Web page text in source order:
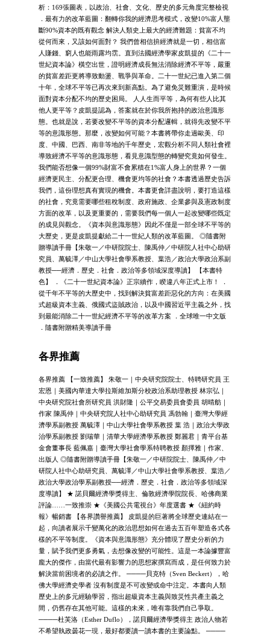
析：169張圖表，以政治、社會、文化、歷史的多元角度完整檢視
．最有力的改革藍圖：翻轉你我的經濟思考模式，改變10%富人壟
斷90%資本的既有觀念 解決人類史上最大的經濟難題：貧富不均
從何而來，又該如何面對？ 我們曾相信拚經濟就是一切，相信富
人賺錢、窮人也能雨露均霑。直到法國經濟學家皮凱提的《二十一
世紀資本論》橫空出世，證明經濟成長無法消除經濟不平等，嚴重
的貧富差距更將導致動盪、戰爭與革命。二十一世紀已進入第二個
十年，全球不平等已再次來到新高點。為了避免災難重演，是時候
面對資本分配不均的歷史困局。 人人生而平等，為何有些人比其
他人更平等？皮凱提認為，答案就在於你我所抱持的政治意識形
態。也就是說，若要改變不平等的資本分配邏輯，就得先改變不平
等的意識形態。那麼，改變如何可能？本書將帶你走過歐美、印
度、中國、巴西、南非等地的千年歷史，宏觀分析不同人類社會裡
導致經濟不平等的意識形態，看見意識型態的轉變究竟如何發生。
我們能否想像一個99%財富不會累積在1%富人身上的世界？一個
經濟更民主、分配更合理、機會更均等的社會？本書透過歷史告訴
我們，這份理想真有實現的機會。本書更會詳盡說明，要打造這樣
的社會，究竟需要哪些租稅制度、政府施政、企業參與及憲政制度
方面的改革，以及更重要的，需要我們每一個人一起改變哪些既定
的成見與觀念。《資本與意識形態》因此不僅是一部全球不平等的
大歷史，更是皮凱提獻給二十一世紀人類的改革藍圖。 ◎隨書附
贈導讀手冊【朱敬一／中研院院士、陳禹仲／中研院人社中心助研
究員、萬毓澤／中山大學社會學系教授、葉浩／政治大學政治系副
教授──經濟．歷史．社會．政治等多領域深度導讀】 【本書特
色】 ．《二十一世紀資本論》正宗續作，睽違八年正式上市！ ．
從千年不平等的大歷史中，找到解決貧富差距惡化的方向：在美國
式超級資本主義、俄國式盜賊政治，以及中國習近平主義之外，找
到最能消除二十一世紀經濟不平等的改革方案 ．全球唯一中文版
．隨書附贈精美導讀手冊
各界推薦
各界推薦 【一致推薦】 朱敬一｜中央研究院院士、特聘研究員 王
宏恩｜美國內華達大學拉斯維加斯分校政治系助理教授 林宗弘｜
中央研究院社會所研究員 洪財隆｜公平交易委員會委員 胡晴舫｜
作家 陳禹仲｜中央研究院人社中心助研究員 馮勃翰｜臺灣大學經
濟學系副教授 萬毓澤｜中山大學社會學系教授 葉 浩｜政治大學政
治學系副教授 劉瑞華｜清華大學經濟學系教授 鄭麗君｜青平台基
金會董事長 藍佩嘉｜臺灣大學社會學系特聘教授 顏擇雅｜作家、
出版人 ◎隨書附贈導讀手冊【朱敬一／中研院院士、陳禹仲／中
研院人社中心助研究員、萬毓澤／中山大學社會學系教授、葉浩／
政治大學政治學系副教授──經濟．歷史．社會．政治等多領域深
度導讀】 ★ 諾貝爾經濟學獎得主、倫敦經濟學院院長、哈佛商業
評論……一致推崇 ★《美國公共電視台》年度選書 ★《紐約時
報》暢銷書 【各界讚譽推薦】 皮凱提的巨著將全球歷史連結在一
起，向讀者展示千變萬化的政治思想如何在過去五百年塑造各式各
樣的不平等制度。《資本與意識形態》充分體現了歷史分析的力
量，賦予我們更多勇氣，去想像改變的可能性。這是一本論據豐富
龐大的傑作，由當代最有影響力的思想家撰寫而成，是任何致力於
解決當前困境者的必讀之作。 ────貝克特（Sven Beckert），哈
佛大學經濟史學者 沒有制度是不可改變或命中注定。本書向人類
歷史上的多元經驗學習，指出超級資本主義與致災性共產主義之
間，仍舊存在其他可能。這樣的未來，唯有靠我們自己爭取。
────杜芙洛（Esther Duflo），諾貝爾經濟學獎得主 政治人物若
不希望執政曇花一現，最好都要讀一讀本書的主要論點。 ────